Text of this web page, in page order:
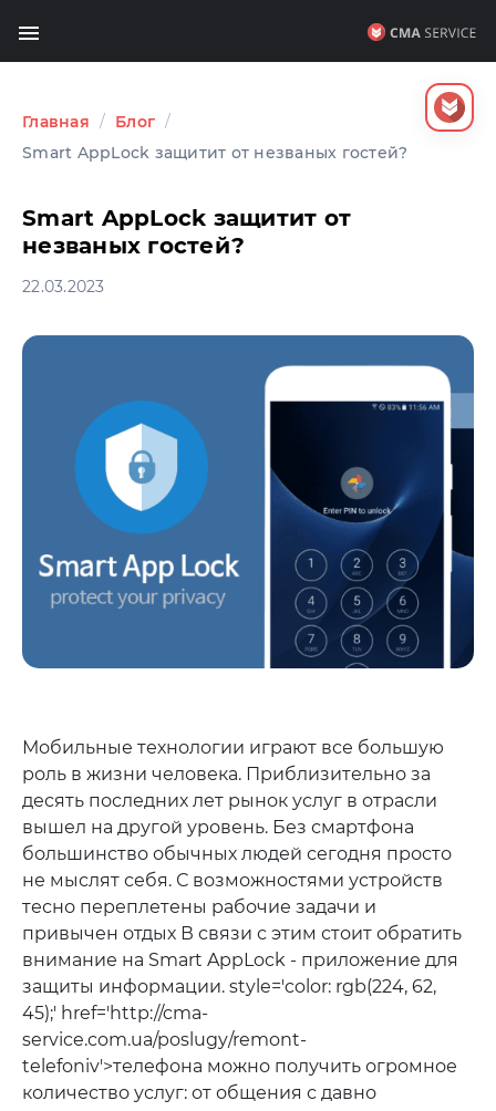
Главная / Блог /
Smart AppLock защитит от незваных гостей?
Smart AppLock защитит от
незваных гостей?
22.03.2023
Мобильные технологии играют все большую
роль в жизни человека. Приблизительно за
десять последних лет рынок услуг в отрасли
вышел на другой уровень. Без смартфона
большинство обычных людей сегодня просто
не мыслят себя. С возможностями устройств
тесно переплетены рабочие задачи и
привычен отдых В связи с этим стоит обратить
внимание на Smart AppLock - приложение для
защиты информации. style='color: rgb(224, 62,
45);' href='http://cma-
service.com.ua/poslugy/remont-
telefoniv'>телефона можно получить огромное
количество услуг: от общения с давно